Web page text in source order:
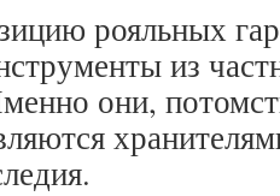
рояльных
из
они,